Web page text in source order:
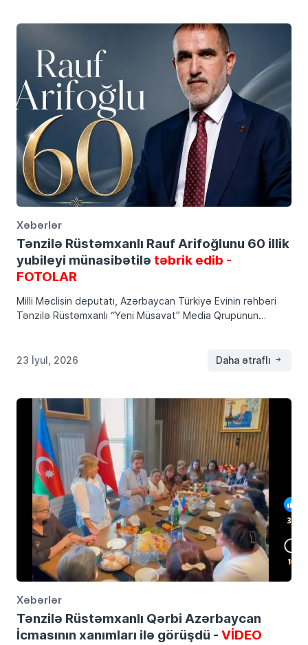
Xəbərlər
Tənzilə Rüstəmxanlı Rauf Arifoğlunu 60 illik
yubileyi münasibətilə təbrik edib -
FOTOLAR
Milli Məclisin deputatı, Azərbaycan Türkiyə Evinin rəhbəri
Tənzilə Rüstəmxanlı “Yeni Müsavat” Media Qrupunun
müraciətində Tənzilə Rüstəmxanlı […]
23 İyul, 2026 Daha ətraflı
Xəbərlər
Tənzilə Rüstəmxanlı Qərbi Azərbaycan
İcmasının xanımları ilə görüşdü -VİDEO